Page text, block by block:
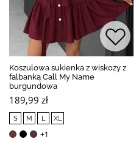
Koszulowa sukienka z wiskozy z
falbanką Call My Name
burgundowa
189,99 zł
S M L XL
+1